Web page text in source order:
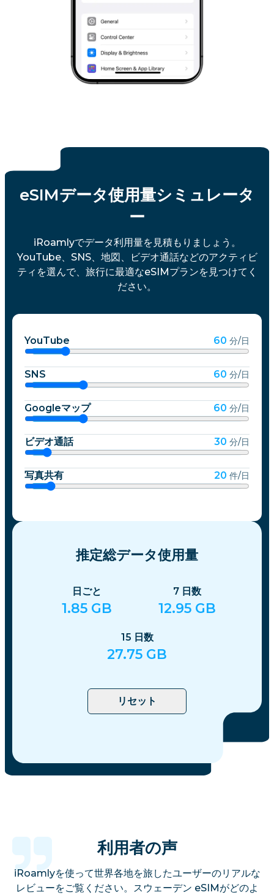
eSIMデータ使用量シミュレータ
ー
iRoamlyでデータ利用量を見積もりましょう。
YouTube、SNS、地図、ビデオ通話などのアクティビ
ティを選んで、旅行に最適なeSIMプランを見つけてく
ださい。
YouTube 60 分/日
SNS 60 分/日
Googleマップ 60 分/日
ビデオ通話 30 分/日
写真共有 20 件/日
推定総データ使用量
日ごと
1.85 GB
7 日数
12.95 GB
15 日数
27.75 GB
リセット
利用者の声
iRoamlyを使って世界各地を旅したユーザーのリアルな
レビューをご覧ください。スウェーデン eSIMがどのよ